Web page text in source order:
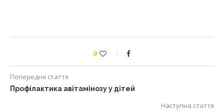
0
Попередня стаття
Профілактика авітамінозу у дітей
Наступна стаття